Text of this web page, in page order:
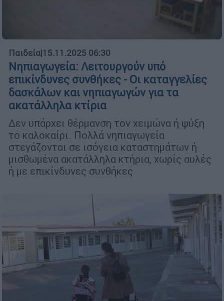
Παιδεία|15.11.2025 06:30
Νηπιαγωγεία: Λειτουργούν υπό
επικίνδυνες συνθήκες - Οι καταγγελίες
δασκάλων και νηπιαγωγών για τα
ακατάλληλα κτίρια
Δεν υπάρχει θέρμανση τον χειμώνα ή ψύξη
το καλοκαίρι. Πολλά νηπιαγωγεία
στεγάζονται σε ισόγεια καταστημάτων ή
μισθωμένα ακατάλληλα κτήρια, χωρίς αυλές
ή με επικίνδυνες συνθήκες